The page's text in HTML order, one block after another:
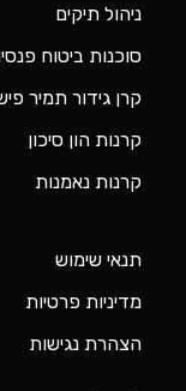
השוק מתקרר,
איך מגיעים לשווי